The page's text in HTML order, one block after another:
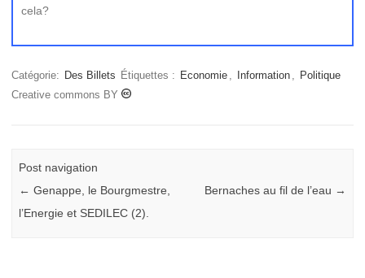
cela?
Catégorie: Des Billets Étiquettes : Economie , Information , Politique
Creative commons BY
Post navigation
← Genappe, le Bourgmestre,
l’Energie et SEDILEC (2).
Bernaches au fil de l’eau →